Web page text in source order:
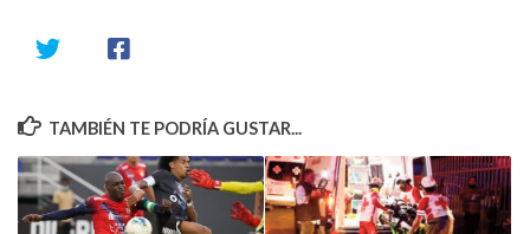
TAMBIÉN TE PODRÍA GUSTAR...